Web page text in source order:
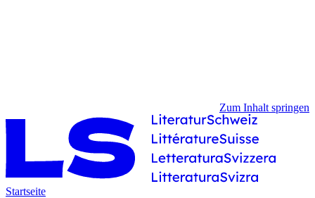
Zum Inhalt springen
Startseite